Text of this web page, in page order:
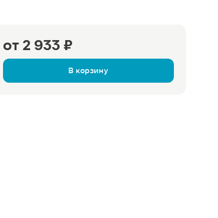
от 2 933 ₽
В корзину